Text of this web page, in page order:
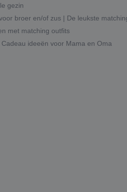
gezin
broer en/of zus | De leukste
met matching outfits
ideeën voor Mama en Oma